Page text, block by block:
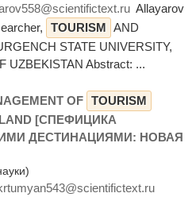
Allayarov
TOURISM AND
STATE UNIVERSITY,
UZBEKISTAN Abstract: ...
OF TOURISM
[СПЕФИЦИКА
ДЕСТИНАЦИЯМИ: НОВАЯ